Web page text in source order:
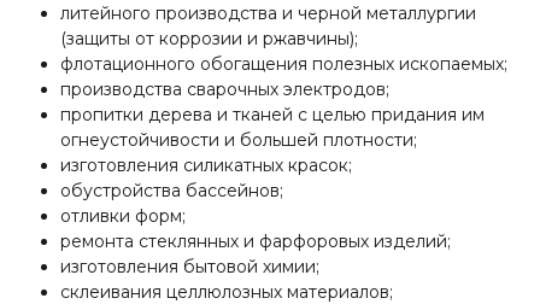
литейного производства и черной металлургии
(защиты от коррозии и ржавчины);
флотационного обогащения полезных ископаемых;
производства сварочных электродов;
пропитки дерева и тканей с целью придания им
огнеустойчивости и большей плотности;
изготовления силикатных красок;
обустройства бассейнов;
отливки форм;
ремонта стеклянных и фарфоровых изделий;
изготовления бытовой химии;
склеивания целлюлозных материалов;